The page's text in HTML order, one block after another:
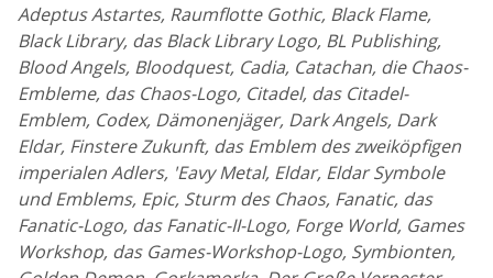
Adeptus Astartes, Raumflotte Gothic, Black Flame,
Black Library, das Black Library Logo, BL Publishing,
Blood Angels, Bloodquest, Cadia, Catachan, die Chaos-
Embleme, das Chaos-Logo, Citadel, das Citadel-
Emblem, Codex, Dämonenjäger, Dark Angels, Dark
Eldar, Finstere Zukunft, das Emblem des zweiköpfigen
imperialen Adlers, 'Eavy Metal, Eldar, Eldar Symbole
und Emblems, Epic, Sturm des Chaos, Fanatic, das
Fanatic-Logo, das Fanatic-II-Logo, Forge World, Games
Workshop, das Games-Workshop-Logo, Symbionten,